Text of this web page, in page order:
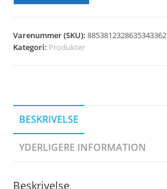
Varenummer (SKU):8853812328635343362
Kategori: Produkter
BESKRIVELSE
YDERLIGERE INFORMATION
Beskrivelse